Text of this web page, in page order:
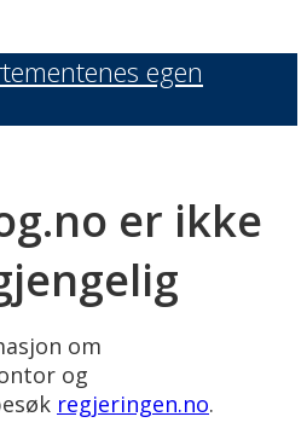
egen
er ikke
om
og
regjeringen.no.